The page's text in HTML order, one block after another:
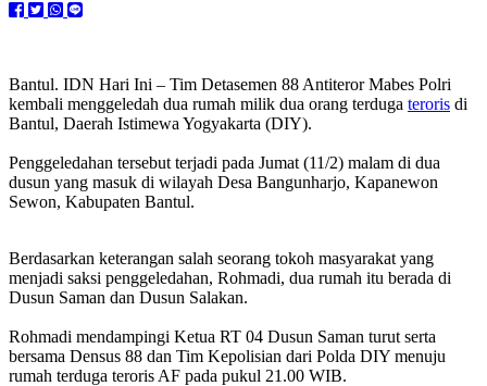
Bantul. IDN Hari Ini – Tim Detasemen 88 Antiteror Mabes Polri
kembali menggeledah dua rumah milik dua orang terduga teroris di
Bantul, Daerah Istimewa Yogyakarta (DIY).
Penggeledahan tersebut terjadi pada Jumat (11/2) malam di dua
dusun yang masuk di wilayah Desa Bangunharjo, Kapanewon
Sewon, Kabupaten Bantul.
Berdasarkan keterangan salah seorang tokoh masyarakat yang
menjadi saksi penggeledahan, Rohmadi, dua rumah itu berada di
Dusun Saman dan Dusun Salakan.
Rohmadi mendampingi Ketua RT 04 Dusun Saman turut serta
bersama Densus 88 dan Tim Kepolisian dari Polda DIY menuju
rumah terduga teroris AF pada pukul 21.00 WIB.